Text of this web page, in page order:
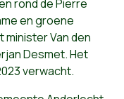
rond de Pierre
en groene
minister Van den
Desmet. Het
verwacht.